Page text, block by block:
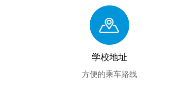
学校地址
方便的乘车路线